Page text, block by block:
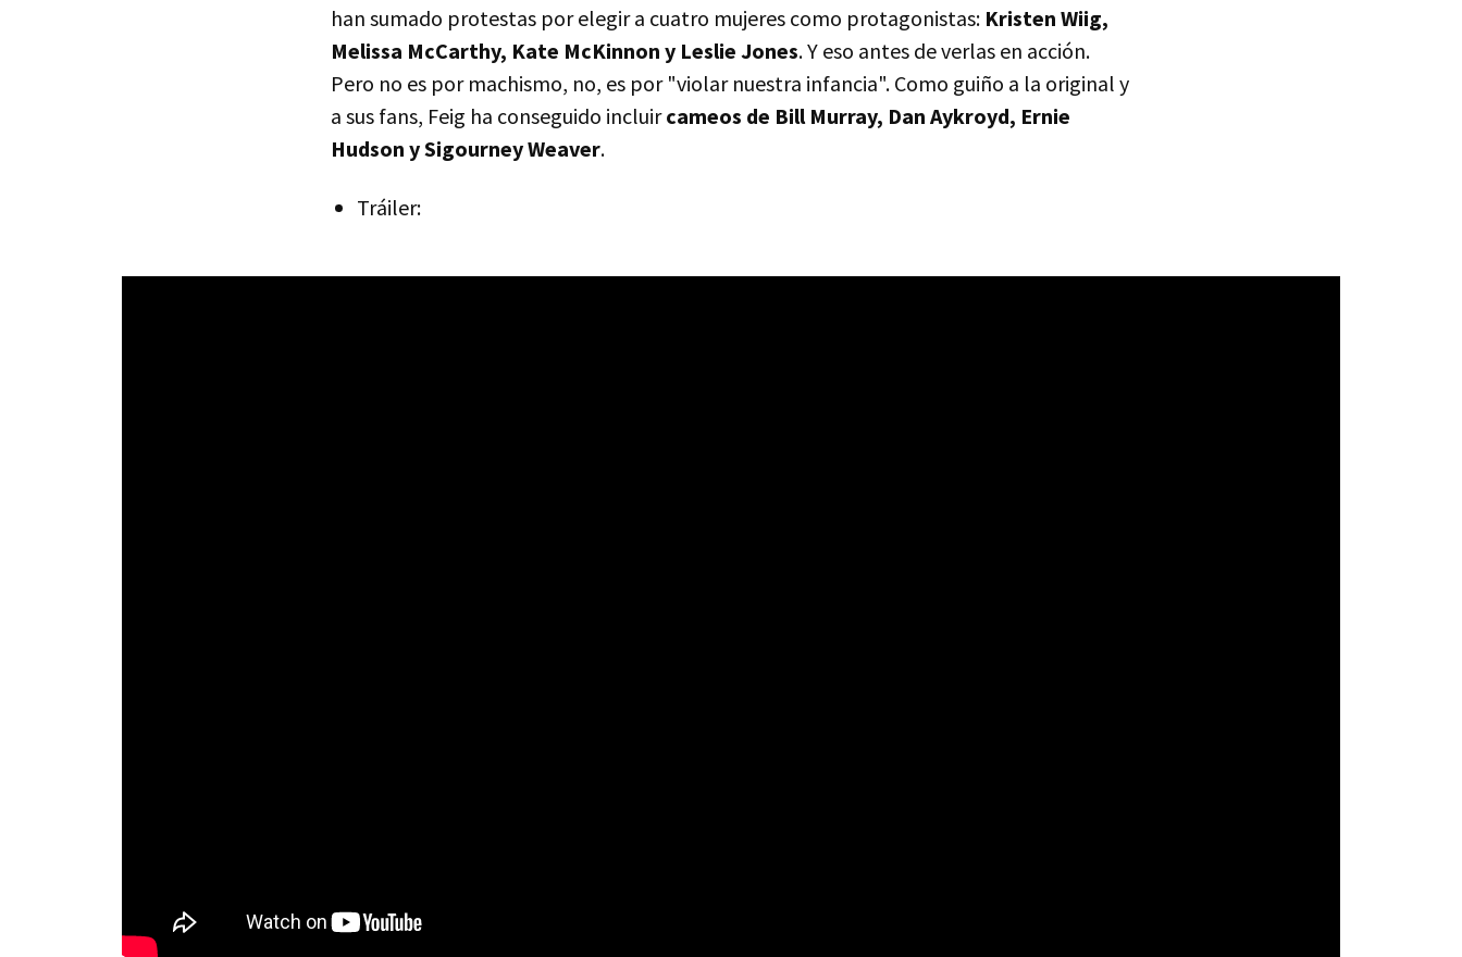
han sumado protestas por elegir a cuatro mujeres como protagonistas: Kristen Wiig,
Melissa McCarthy, Kate McKinnon y Leslie Jones. Y eso antes de verlas en acción.
Pero no es por machismo, no, es por "violar nuestra infancia". Como guiño a la original y
a sus fans, Feig ha conseguido incluircameos de Bill Murray, Dan Aykroyd, Ernie
Hudson y Sigourney Weaver.
Tráiler: